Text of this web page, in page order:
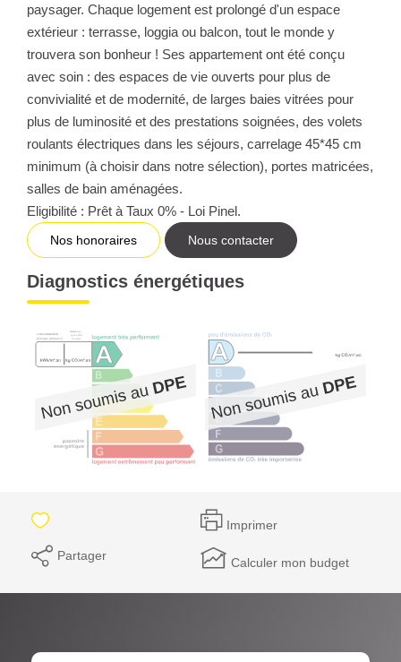
paysager. Chaque logement est prolongé d'un espace
extérieur : terrasse, loggia ou balcon, tout le monde y
trouvera son bonheur ! Ses appartement ont été conçu
avec soin : des espaces de vie ouverts pour plus de
convivialité et de modernité, de larges baies vitrées pour
plus de luminosité et des prestations soignées, des volets
roulants électriques dans les séjours, carrelage 45*45 cm
minimum (à choisir dans notre sélection), portes matricées,
salles de bain aménagées.
Eligibilité : Prêt à Taux 0% - Loi Pinel.
Nos honoraires Nous contacter
Diagnostics énergétiques
Imprimer
Partager Calculer mon budget